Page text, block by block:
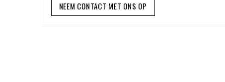
NEEM CONTACT MET ONS OP